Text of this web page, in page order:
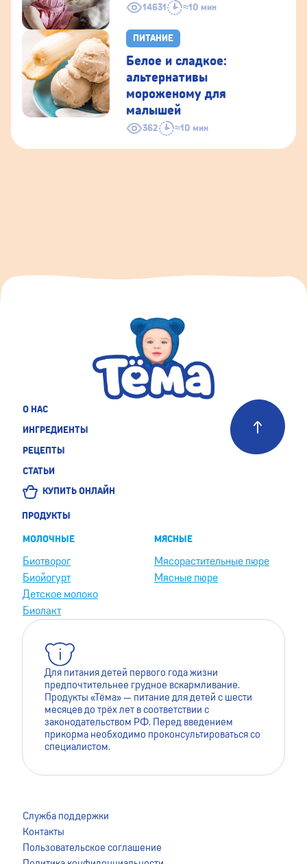
14631 ≈10 мин
ПИТАНИЕ
362 ≈10 мин
Белое и сладкое:
альтернативы
мороженому для
малышей
О НАС
ИНГРЕДИЕНТЫ
РЕЦЕПТЫ
СТАТЬИ
КУПИТЬ ОНЛАЙН
ПРОДУКТЫ
МОЛОЧНЫЕ
Биотворог
Биойогурт
Детское молоко
Биолакт
МЯСНЫЕ
Мясорастительные пюре
Мясные пюре
Для питания детей первого года жизни
предпочтительнее грудное вскармливание.
Продукты «Тёма» — питание для детей с шести
месяцев до трёх лет в соответствии с
законодательством РФ. Перед введением
прикорма необходимо проконсультироваться со
специалистом.
Служба поддержки
Контакты
Пользовательское соглашение
Это помогает нам сделать его более удобным для
пользователей. Оставаясь на сайте, вы даёте согласие на
сохранение файлов cookie на вашем устройстве. Для
более подробной информации ознакомьтесь с